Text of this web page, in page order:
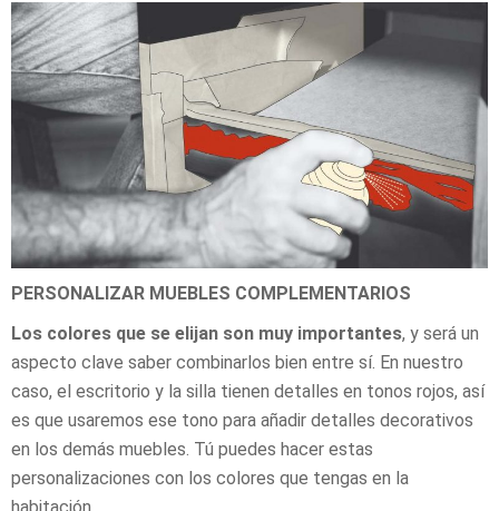
PERSONALIZAR MUEBLES COMPLEMENTARIOS
Los colores que se elijan son muy importantes, y será un
aspecto clave saber combinarlos bien entre sí. En nuestro
caso, el escritorio y la silla tienen detalles en tonos rojos, así
es que usaremos ese tono para añadir detalles decorativos
en los demás muebles. Tú puedes hacer estas
personalizaciones con los colores que tengas en la